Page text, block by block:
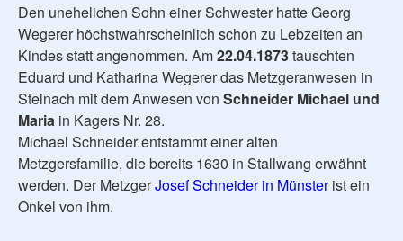
Den unehelichen Sohn einer Schwester hatte Georg
Wegerer höchstwahrscheinlich schon zu Lebzeiten an
Kindes statt angenommen. Am22.04.1873tauschten
Eduard und Katharina Wegerer das Metzgeranwesen in
Steinach mit dem Anwesen von Schneider Michael und
Maria in Kagers Nr. 28.
Michael Schneider entstammt einer alten
Metzgersfamilie, die bereits 1630 in Stallwang erwähnt
werden. Der MetzgerJosef Schneider in Münsterist ein
Onkel von ihm.